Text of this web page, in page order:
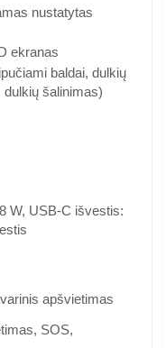
nustatytas
ekranas
baldai, dulkių
dulkių šalinimas)
W, USB-C išvestis:
apšvietimas
SOS,